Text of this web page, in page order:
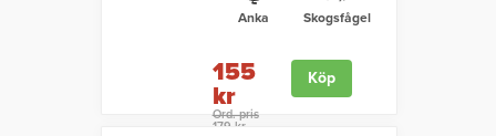
Anka Skogsfågel
155
kr
Ord. pris
179 kr
Köp